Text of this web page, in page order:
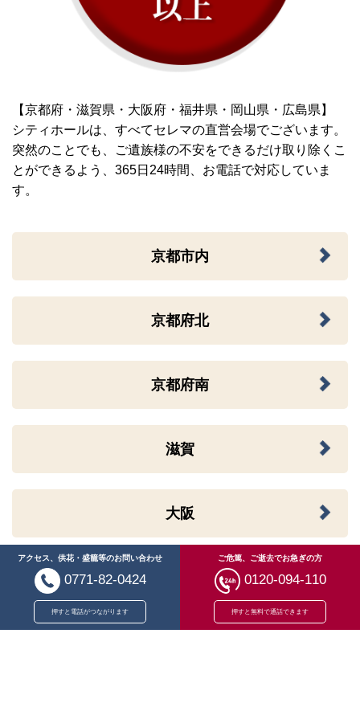
【京都府・滋賀県・大阪府・福井県・岡山県・広島県】
シティホールは、すべてセレマの直営会場でございます。
突然のことでも、ご遺族様の不安をできるだけ取り除くこ
とができるよう、365日24時間、お電話で対応していま
す。
京都市内
京都府北
京都府南
滋賀
大阪
ご危篤、ご逝去でお急ぎの方
0120-094-110
押すと無料で通話できます
アクセス、供花・盛籠等のお問い合わせ
0771-82-0424
押すと電話がつながります